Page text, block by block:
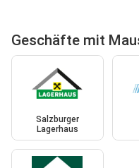
Geschäfte mit
Salzburger
Lagerhaus